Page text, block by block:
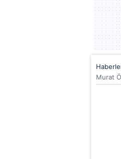
Murat